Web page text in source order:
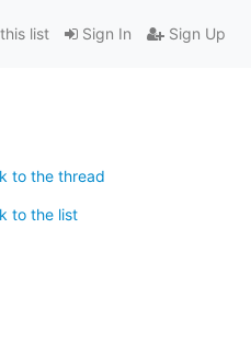
Sign In Sign Up
list
to the thread
to the list